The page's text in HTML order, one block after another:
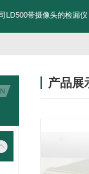
LD500带摄像头的检漏仪
产品展